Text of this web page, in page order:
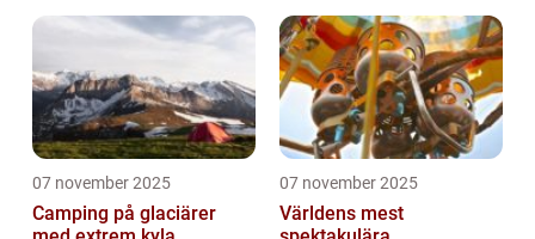
07 november 2025
Camping på glaciärer
07 november 2025
Världens mest